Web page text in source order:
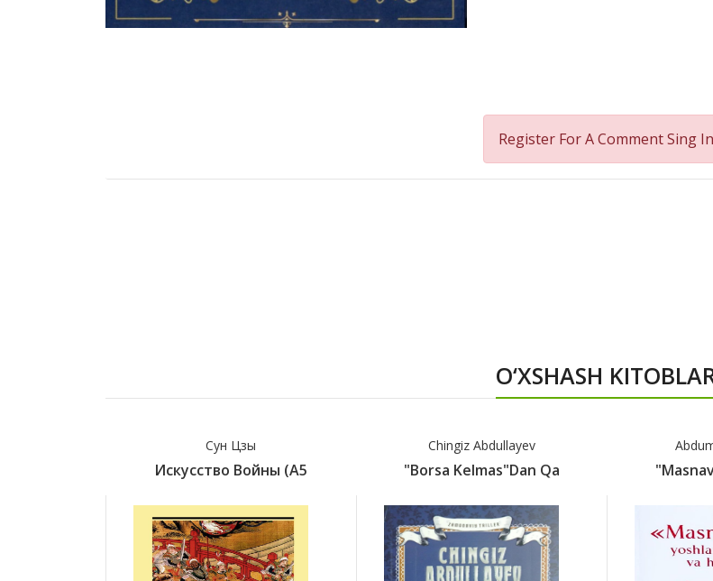
Register For A CommentSing In
O‘XSHASH
Сун Цзы
Искусство Войны (А5
Chingiz Abdullayev
"Borsa Kelmas"dan Qa